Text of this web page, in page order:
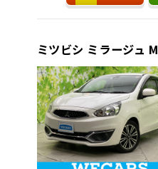
ミツビシ ミラージュ M